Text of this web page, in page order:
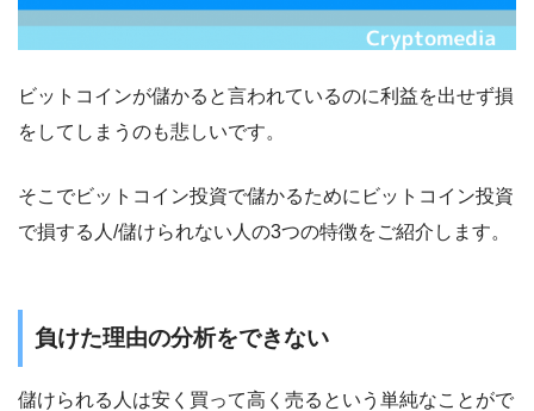
ビットコインが儲かると言われているのに利益を出せず損
をしてしまうのも悲しいです。
そこでビットコイン投資で儲かるためにビットコイン投資
で損する人/儲けられない人の3つの特徴をご紹介します。
負けた理由の分析をできない
儲けられる人は安く買って高く売るという単純なことがで